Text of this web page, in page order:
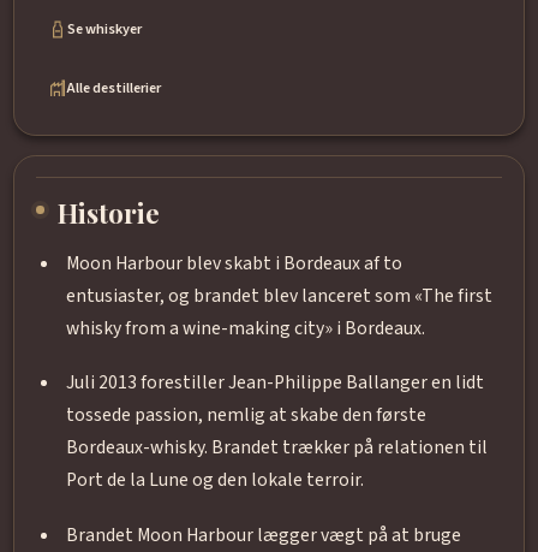
Se whiskyer
Alle destillerier
Historie
Moon Harbour blev skabt i Bordeaux af to
entusiaster, og brandet blev lanceret som «The first
whisky from a wine-making city» i Bordeaux.
Juli 2013 forestiller Jean-Philippe Ballanger en lidt
tossede passion, nemlig at skabe den første
Bordeaux-whisky. Brandet trækker på relationen til
Port de la Lune og den lokale terroir.
Brandet Moon Harbour lægger vægt på at bruge